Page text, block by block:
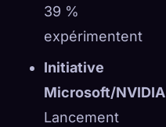
39 %
expérimentent
Initiative
Microsoft/NVIDIA
Lancement